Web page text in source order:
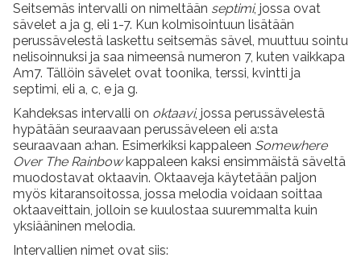
Seitsemäs intervalli on nimeltään septimi, jossa ovat
sävelet a ja g, eli 1-7. Kun kolmisointuun lisätään
perussävelestä laskettu seitsemäs sävel, muuttuu sointu
nelisoinnuksi ja saa nimeensä numeron 7, kuten vaikkapa
Am7. Tällöin sävelet ovat toonika, terssi, kvintti ja
septimi, eli a, c, e ja g.
Kahdeksas intervalli on oktaavi, jossa perussävelestä
hypätään seuraavaan perussäveleen eli a:sta
seuraavaan a:han. Esimerkiksi kappaleen Somewhere
Over The Rainbowkappaleen kaksi ensimmäistä säveltä
muodostavat oktaavin. Oktaaveja käytetään paljon
myös kitaransoitossa, jossa melodia voidaan soittaa
oktaaveittain, jolloin se kuulostaa suuremmalta kuin
yksiääninen melodia.
Intervallien nimet ovat siis: